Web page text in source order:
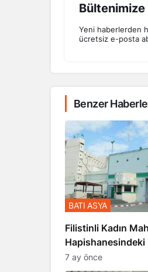
Yeni haberlerden
ücretsiz e-posta
Benzer
Filistinli Kadın
Hapishanesindeki
Anlattı
BATI ASYA
7 ay önce